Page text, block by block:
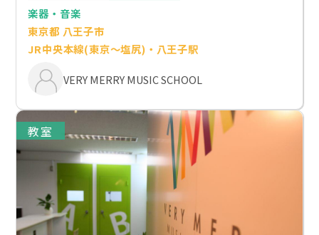
楽器・音楽
東京都 八王子市
JR中央本線(東京～塩尻)・八王子駅
VERY MERRY MUSIC SCHOOL
教室